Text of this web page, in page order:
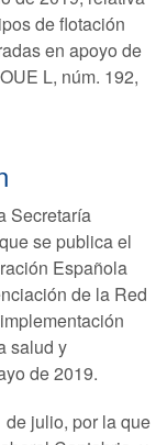
de flotación
en apoyo de
L, núm. 192,
Secretaría
se publica el
Española
de la Red
salud y
de 2019.
de julio, por la que